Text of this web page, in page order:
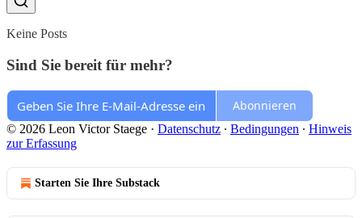
Keine Posts
Sind Sie bereit für mehr?
Abonnieren
© 2026 Leon Victor Staege · Datenschutz ∙ Bedingungen ∙ Hinweis
zur Erfassung
Starten Sie Ihre Substack